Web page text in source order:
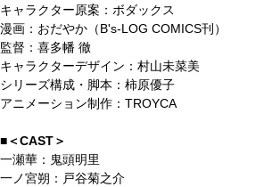
キャラクター原案：ボダックス
漫画：おだやか（B's-LOG COMICS刊）
監督：喜多幡 徹
キャラクターデザイン：村山未菜美
シリーズ構成・脚本：柿原優子
アニメーション制作：TROYCA
■＜CAST＞
一瀬華：鬼頭明里
一ノ宮朔：戸谷菊之介